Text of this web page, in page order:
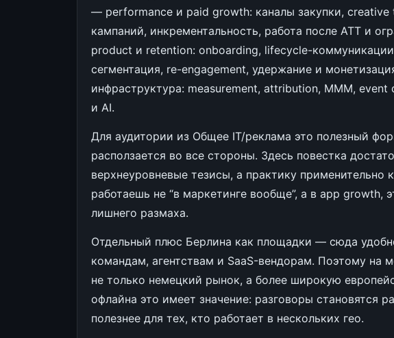
— performance и paid growth: каналы закупки, creative
кампаний, инкрементальность, работа после ATT и
product и retention: onboarding, lifecycle-
сегментация, re-engagement, удержание и
инфраструктура: measurement, attribution, MMM,
и AI.
Для аудитории из Общее IT/реклама это полезный
расползается во все стороны. Здесь повестка
верхнеуровневые тезисы, а практику применительно
работаешь не “в маркетинге вообще”, а в app growth,
лишнего размаха.
Отдельный плюс Берлина как площадки — сюда
командам, агентствам и SaaS-вендорам. Поэтому на
не только немецкий рынок, а более широкую
офлайна это имеет значение: разговоры становятся
полезнее для тех, кто работает в нескольких гео.